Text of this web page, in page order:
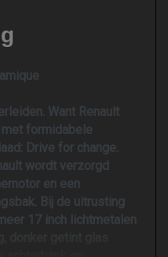
achter
(kunst)leder
Want Renault
formidabele
Drive for change.
wordt verzorgd
en een
Bij de uitrusting
17 inch lichtmetalen